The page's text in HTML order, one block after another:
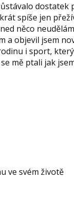
dostatek
spíše jen
něco
a objevil jsem
i sport,
mě ptali jak
ve svém životě